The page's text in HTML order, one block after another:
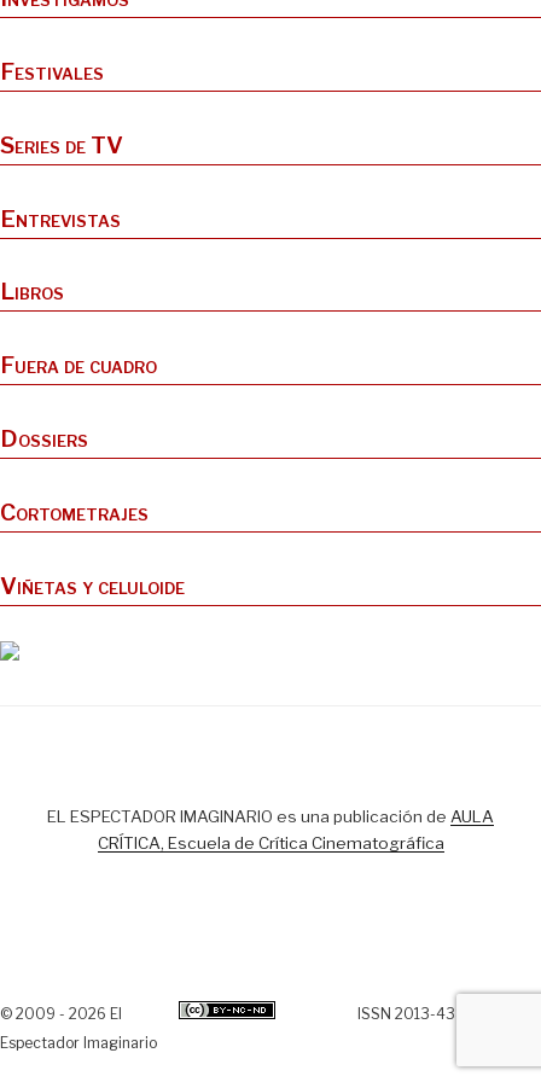
Festivales
Series de TV
Entrevistas
Libros
Fuera de cuadro
Dossiers
Cortometrajes
Viñetas y celuloide
EL ESPECTADOR IMAGINARIO es una publicación de AULA
CRÍTICA, Escuela de Crítica Cinematográfica
© 2009 - 2026 El
Espectador Imaginario
ISSN 2013-438X